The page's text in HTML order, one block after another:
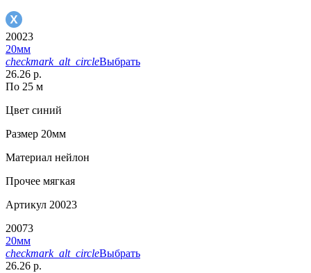
20023
20мм
checkmark_alt_circleВыбрать
26.26 р.
По 25 м
Цвет синий
Размер 20мм
Материал нейлон
Прочее мягкая
Артикул 20023
20073
20мм
checkmark_alt_circleВыбрать
26.26 р.